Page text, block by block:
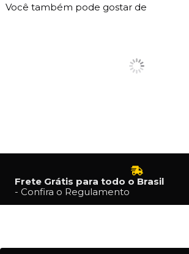
Você também pode gostar de
Frete Grátis para todo o Brasil
- Confira o Regulamento